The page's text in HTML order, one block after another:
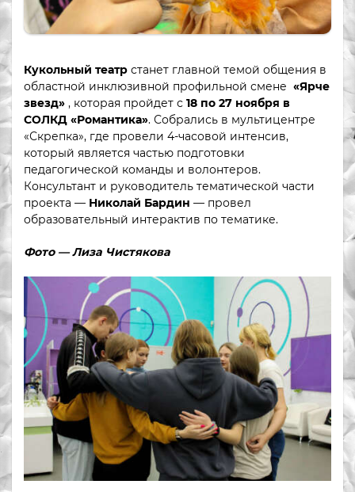
Кукольный театр станет главной темой общения в
областной инклюзивной профильной смене «Ярче
звезд» , которая пройдет с 18 по 27 ноября в
СОЛКД «Романтика». Собрались в мультицентре
«Скрепка», где провели 4-часовой интенсив,
который является частью подготовки
педагогической команды и волонтеров.
Консультант и руководитель тематической части
проекта — Николай Бардин — провел
образовательный интерактив по тематике.
Фото — Лиза Чистякова